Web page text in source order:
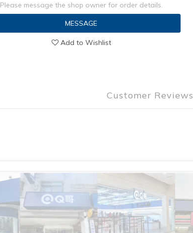
Please message the shop owner for order details.
MESSAGE
Add to Wishlist
Customer Reviews